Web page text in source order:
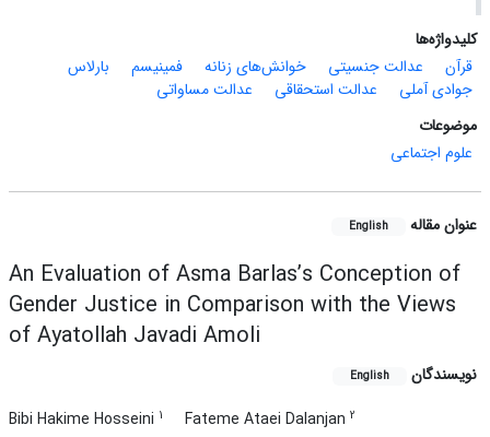
کلیدواژه‌ها
قرآن
عدالت جنسیتی خوانش‌های زنانه فمینیسم
بارلاس
جوادی آملی
عدالت استحقاقی
عدالت مساواتی
موضوعات
علوم اجتماعی
عنوان مقاله English
An Evaluation of Asma Barlas’s Conception of
Gender Justice in Comparison with the Views
of Ayatollah Javadi Amoli
نویسندگان English
Bibi Hakime Hosseini 1 Fateme Ataei Dalanjan 2